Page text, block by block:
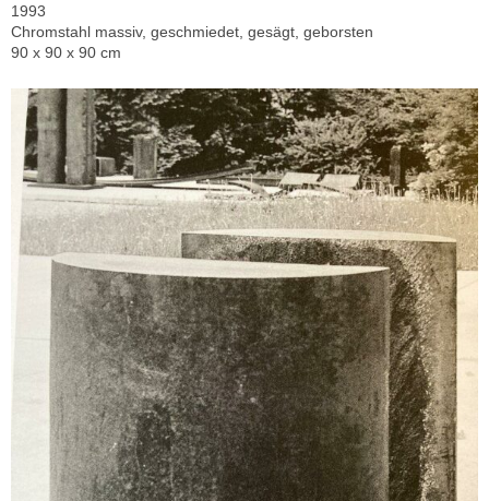
1993
Chromstahl massiv, geschmiedet, gesägt, geborsten
90 x 90 x 90 cm